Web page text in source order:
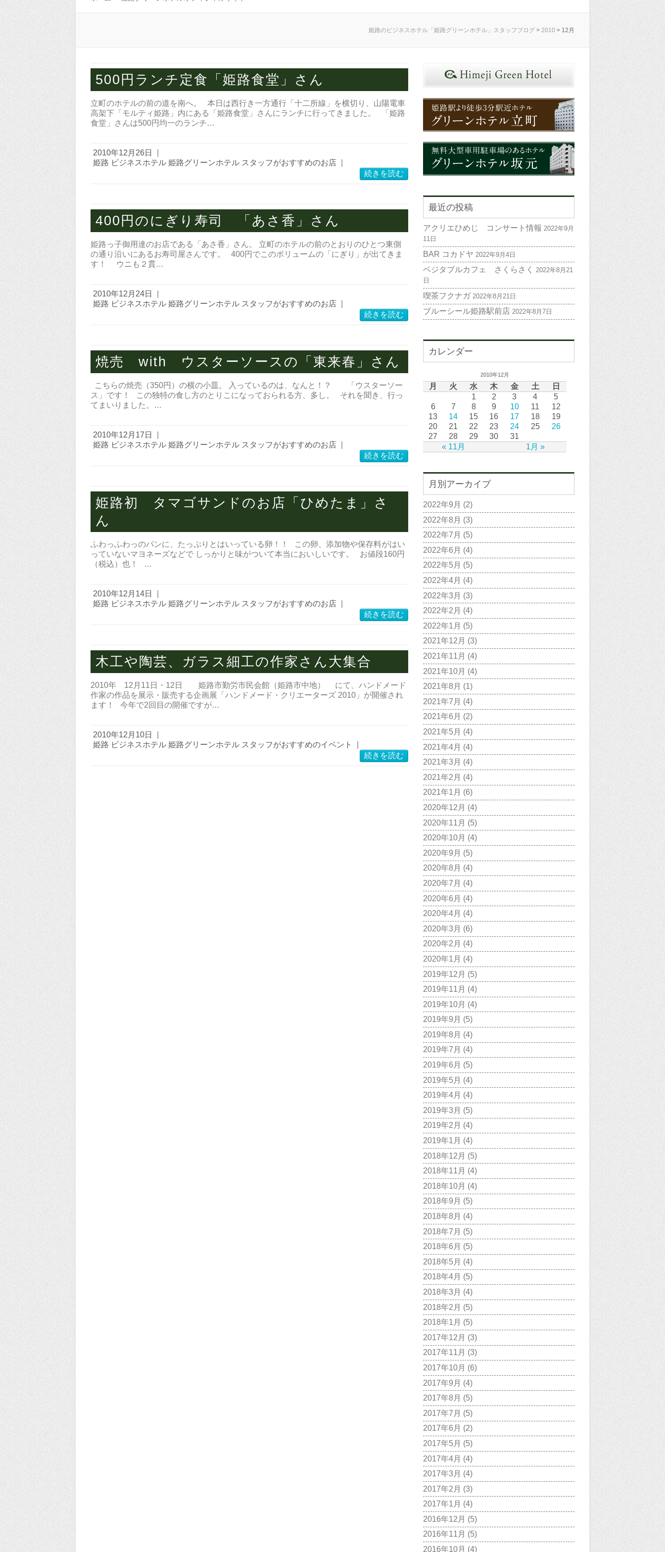
姫路のビジネスホテル「姫路グリーンホテル」スタッフブログ > 2010 > 12月
500円ランチ定食「姫路食堂」さん
立町のホテルの前の道を南へ。 本日は西行き一方通行「十二所線」を横切り、山陽電車
高架下「モルティ姫路」内にある「姫路食堂」さんにランチに行ってきました。 「姫路
食堂」さんは500円均一のランチ…
2010年12月26日
姫路 ビジネスホテル 姫路グリーンホテル スタッフがおすすめのお店
続きを読む
400円のにぎり寿司 「あさ香」さん
姫路っ子御用達のお店である「あさ香」さん。 立町のホテルの前のとおりのひとつ東側
の通り沿いにあるお寿司屋さんです。 400円でこのボリュームの「にぎり」が出てきま
す！ ウニも２貫…
2010年12月24日
姫路 ビジネスホテル 姫路グリーンホテル スタッフがおすすめのお店
続きを読む
焼売 with ウスターソースの「東来春」さん
こちらの焼売（350円）の横の小皿。 入っているのは、なんと！？ 「ウスターソー
ス」です！ この独特の食し方のとりこになっておられる方、多し。 それを聞き、行っ
てまいりました。…
2010年12月17日
姫路 ビジネスホテル 姫路グリーンホテル スタッフがおすすめのお店
続きを読む
姫路初 タマゴサンドのお店「ひめたま」さ
ん
ふわっふわっのパンに、たっぷりとはいっている卵！！ この卵、添加物や保存料がはい
っていないマヨネーズなどで しっかりと味がついて本当においしいです。 お値段160円
（税込）也！ …
2010年12月14日
姫路 ビジネスホテル 姫路グリーンホテル スタッフがおすすめのお店
続きを読む
木工や陶芸、ガラス細工の作家さん大集合
2010年 12月11日・12日 姫路市勤労市民会館（姫路市中地） にて、ハンドメード
作家の作品を展示・販売する企画展「ハンドメード・クリエーターズ 2010」が開催され
ます！ 今年で2回目の開催ですが…
2010年12月10日
姫路 ビジネスホテル 姫路グリーンホテル スタッフがおすすめのイベント
続きを読む
最近の投稿
アクリエひめじ コンサート情報 2022年9月
11日
BAR コカドヤ 2022年9月4日
ベジタブルカフェ さくらさく
2022年8月21
日
喫茶フクナガ 2022年8月21日
ブルーシール姫路駅前店 2022年8月7日
カレンダー
2010年12月
月 火 水 木 金 土 日
« 11月 1月 »
1 2 3 4
5
6
7 8 9 10 11
12
13
14 15 16 17 18
19
20
21 22 23 24 25
26
27
28 29 30 31
月別アーカイブ
2022年9月 (2)
2022年8月 (3)
2022年7月 (5)
2022年6月 (4)
2022年5月 (5)
2022年4月 (4)
2022年3月 (3)
2022年2月 (4)
2022年1月 (5)
2021年12月 (3)
2021年11月 (4)
2021年10月 (4)
2021年8月 (1)
2021年7月 (4)
2021年6月 (2)
2021年5月 (4)
2021年4月 (4)
2021年3月 (4)
2021年2月 (4)
2021年1月 (6)
2020年12月 (4)
2020年11月 (5)
2020年10月 (4)
2020年9月 (5)
2020年8月 (4)
2020年7月 (4)
2020年6月 (4)
2020年4月 (4)
2020年3月 (6)
2020年2月 (4)
2020年1月 (4)
2019年12月 (5)
2019年11月 (4)
2019年10月 (4)
2019年9月 (5)
2019年8月 (4)
2019年7月 (4)
2019年6月 (5)
2019年5月 (4)
2019年4月 (4)
2019年3月 (5)
2019年2月 (4)
2019年1月 (4)
2018年12月 (5)
2018年11月 (4)
2018年10月 (4)
2018年9月 (5)
2018年8月 (4)
2018年7月 (5)
2018年6月 (5)
2018年5月 (4)
2018年4月 (5)
2018年3月 (4)
2018年2月 (5)
2018年1月 (5)
2017年12月 (3)
2017年11月 (3)
2017年10月 (6)
2017年9月 (4)
2017年8月 (5)
2017年7月 (5)
2017年6月 (2)
2017年5月 (5)
2017年4月 (4)
2017年3月 (4)
2017年2月 (3)
2017年1月 (4)
2016年12月 (5)
2016年11月 (5)
2016年10月 (4)